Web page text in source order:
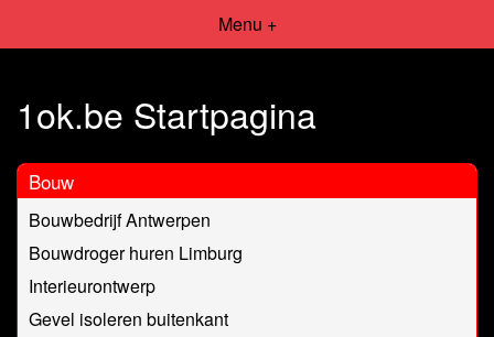
Menu +
1ok.be Startpagina
Bouw
Bouwbedrijf Antwerpen
Bouwdroger huren Limburg
Interieurontwerp
Gevel isoleren buitenkant